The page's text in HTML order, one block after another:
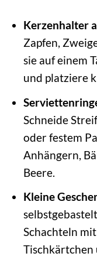
Kerzenhalter
Zapfen,
sie auf einem
und platziere
Schneide
oder festem
Anhängern,
Beere.
Kleine
Schachteln
Tischkärtchen